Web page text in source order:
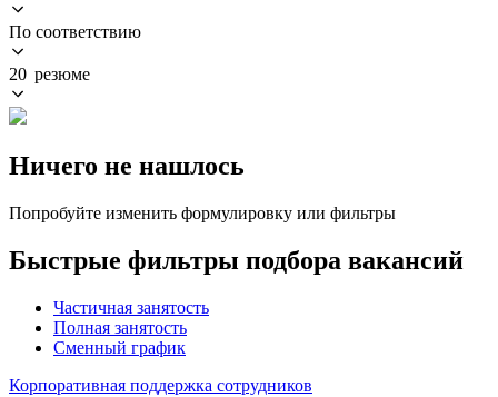
По соответствию
20 резюме
Ничего не нашлось
Попробуйте изменить формулировку или фильтры
Быстрые фильтры подбора вакансий
Частичная занятость
Полная занятость
Сменный график
Корпоративная поддержка сотрудников